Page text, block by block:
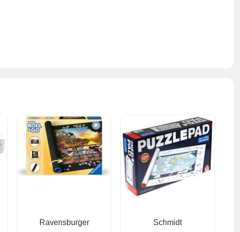
Ravensburger
Schmidt